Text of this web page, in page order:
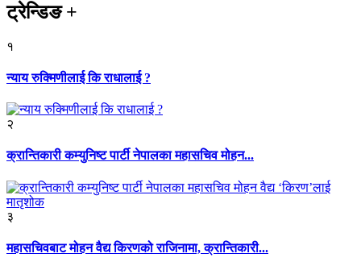
ट्रेन्डिङ+
१
न्याय रुक्मिणीलाई कि राधालाई ?
२
क्रान्तिकारी कम्युनिष्ट पार्टी नेपालका महासचिव मोहन...
३
महासचिवबाट मोहन वैद्य किरणको राजिनामा, क्रान्तिकारी...